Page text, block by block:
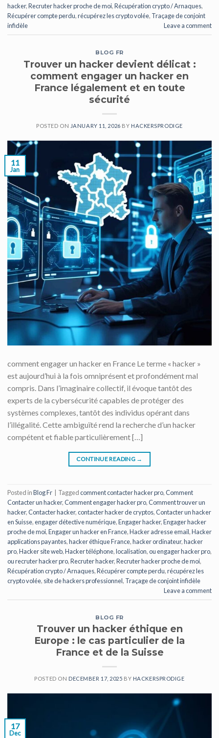
hacker,Recruter hacker proche de moi,Récupération crypto / Arnaques,
Récupérer compte perdu,récupérez les crypto volée, Traçage de conjoint
infidèle
Leave a comment
BLOG FR
Trouver un hacker devient délicat :
comment engager un hacker en
France légalement et en toute
sécurité
POSTED ON JANUARY 11, 2026 BY HACKERSPRODIGE
11
Jan
comment engager un hacker en France Le terme « hacker »
est aujourd’hui à la fois omniprésent et profondément mal
compris. Dans l’imaginaire collectif, il évoque tantôt des
experts de la cybersécurité capables de protéger des
systèmes complexes, tantôt des individus opérant dans
l’illégalité. Cette ambiguïté rend la recherche d’un hacker
compétent et fiable particulièrement […]
CONTINUE READING →
Posted inBlog Fr Taggedcomment contacter hacker pro,Comment
Contacter un hacker,Comment engager hacker pro,Comment trouver un
hacker,Contacter hacker,contacter hacker de cryptos,Contacter un hacker
en Suisse,engager détective numérique,Engager hacker,Engager hacker
proche de moi,Engager un hacker en France,Hacker adresse email,Hacker
applications payantes,hacker éthique France,hacker ordinateur,hacker
pro,Hacker site web,Hacker téléphone,localisation,ou engager hacker pro,
ou recruter hacker pro,Recruter hacker,Recruter hacker proche de moi,
Récupération crypto / Arnaques,Récupérer compte perdu,récupérez les
crypto volée, site de hackers professionnel, Traçage de conjoint infidèle
Leave a comment
BLOG FR
Trouver un hacker éthique en
Europe : le cas particulier de la
France et de la Suisse
POSTED ON DECEMBER 17, 2025 BY HACKERSPRODIGE
17
Dec